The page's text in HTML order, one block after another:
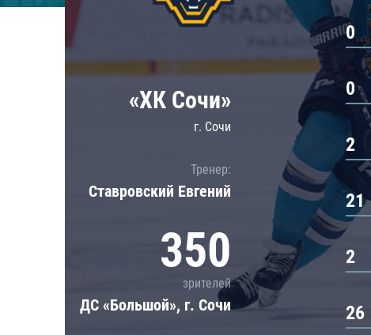
Локомотив
ЦСКА
Шанхайские Драконы
«ХК Сочи»
г. Сочи
Тренер:
Ставровский Евгений
350
зрителей
ДС «Большой», г. Сочи
0
0
2
21
2
26